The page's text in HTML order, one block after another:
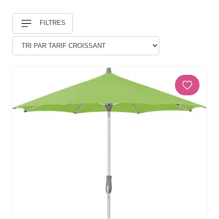
DÉCORATIONS ET STATUES
Statues personnages
FILTRES